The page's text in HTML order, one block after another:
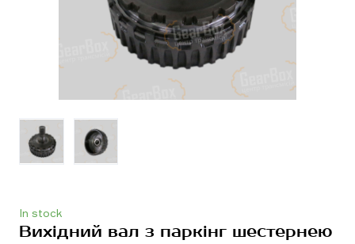
In stock
Вихідний вал з паркінг шестернею